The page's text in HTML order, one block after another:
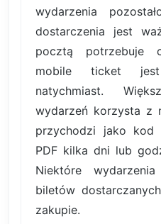
wydarzenia
dostarczenia jest
pocztą potrzebuje
mobile ticket
natychmiast.
wydarzeń korzysta
przychodzi jako kod
PDF kilka dni lub
Niektóre
biletów
zakupie.